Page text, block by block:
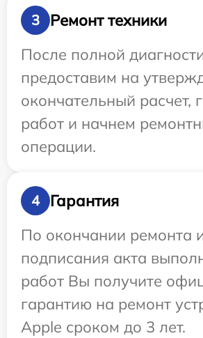
3
Ремонт техники
После полной
предоставим на
окончательный расчет,
работ и начнем
операции.
4
Гарантия
По окончании ремонта
подписания акта
работ Вы получите
гарантию на ремонт
Apple сроком до 3 лет.